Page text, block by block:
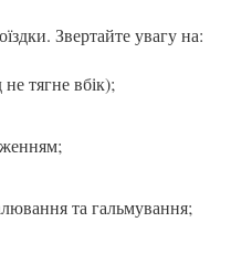
Звертайте увагу на:
тягне вбік);
та гальмування;